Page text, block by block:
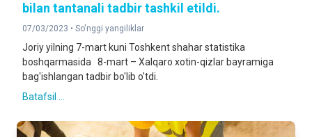
bilan tantanali tadbir tashkil etildi.
07/03/2023 • So'nggi yangiliklar
Joriy yilning 7-mart kuni Toshkent shahar statistika
boshqarmasida 8-mart – Xalqaro xotin-qizlar bayramiga
bag'ishlangan tadbir bo'lib o'tdi.
Batafsil ...